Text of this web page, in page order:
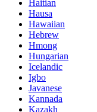
Haitian
Hausa
Hawaiian
Hebrew
Hmong
Hungarian
Icelandic
Igbo
Javanese
Kannada
Kazakh